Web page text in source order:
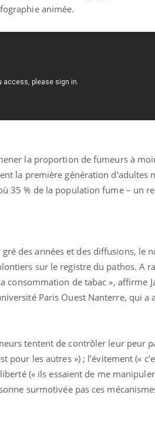
animée.
la proportion de fumeurs à
la première génération d’adultes
35 % de la population fume – un
des années et des diffusions, le
sur le registre du pathos. A
consommation de tabac », affirme
Paris Ouest Nanterre, qui a
tentent de contrôler leur peur
pour les autres ») ; l’évitement («
(« ils essaient de me
surmotivée pas ces
Coup de food sur le diabète,
nouveau rendez-vous
bouscule les idées reçues !